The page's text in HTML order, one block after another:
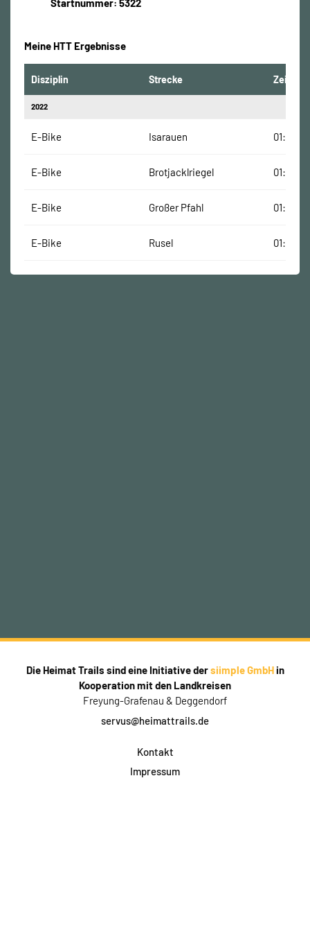
Startnummer: 5322
Meine HTT Ergebnisse
Disziplin Strecke Zeit
2022
E-Bike Isarauen
E-Bike Brotjacklriegel
E-Bike Großer Pfahl
E-Bike Rusel
Die Heimat Trails sind eine Initiative dersiimple GmbHin
Kooperation mit den Landkreisen
Freyung-Grafenau & Deggendorf
servus@heimattrails.de
Kontakt
Impressum